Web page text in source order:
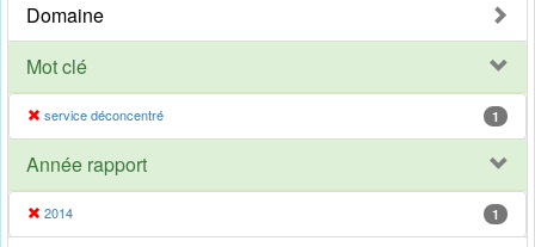
Domaine
Mot clé
service déconcentré 1
Année rapport
2014 1